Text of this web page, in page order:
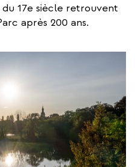
17e siècle retrouvent
après 200 ans.